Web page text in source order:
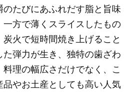
たびにあふれだす脂と旨味
方で薄くスライスしたもの
火で短時間焼き上げること
弾力が生き、独特の歯ざわ
理の幅広さだけでなく、こ
やお土産としても高い人気